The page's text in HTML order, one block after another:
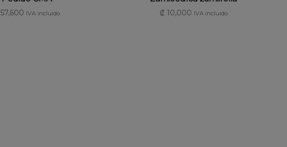
57,600 IVA incluido ₡ 10,000 IVA incluido